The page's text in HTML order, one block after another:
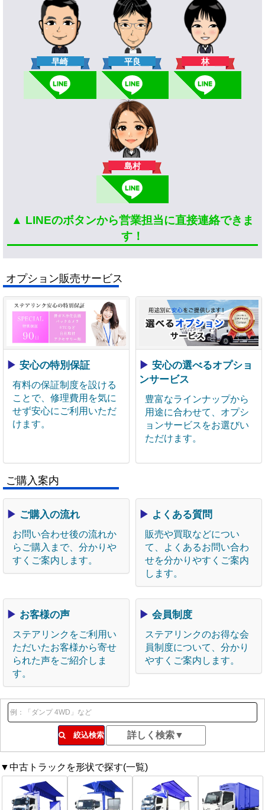
早崎 平良 林
島村
▲ LINEのボタンから営業担当に直接連絡できま
す！
オプション販売サービス
▶ 安心の特別保証
有料の保証制度を設ける
ことで、修理費用を気に
せず安心にご利用いただ
けます。
▶ 安心の選べるオプショ
ンサービス
豊富なラインナップから
用途に合わせて、オプシ
ョンサービスをお選びい
ただけます。
ご購入案内
▶ ご購入の流れ
お問い合わせ後の流れか
らご購入まで、分かりや
すくご案内します。
▶ よくある質問
販売や買取などについ
て、よくあるお問い合わ
せを分かりやすくご案内
します。
▶ お客様の声
ステアリンクをご利用い
ただいたお客様から寄せ
られた声をご紹介しま
す。
▶ 会員制度
ステアリンクのお得な会
員制度について、分かり
やすくご案内します。
絞込検索
▼中古トラックを形状で探す(一覧)